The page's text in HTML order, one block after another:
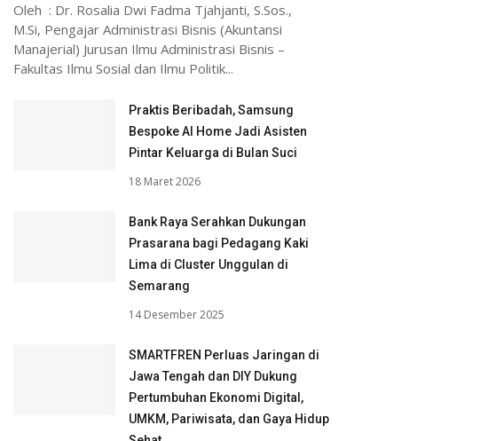
Oleh : Dr. Rosalia Dwi Fadma Tjahjanti, S.Sos.,
M.Si, Pengajar Administrasi Bisnis (Akuntansi
Manajerial) Jurusan Ilmu Administrasi Bisnis –
Fakultas Ilmu Sosial dan Ilmu Politik...
Praktis Beribadah, Samsung
Bespoke AI Home Jadi Asisten
Pintar Keluarga di Bulan Suci
18 Maret 2026
Bank Raya Serahkan Dukungan
Prasarana bagi Pedagang Kaki
Lima di Cluster Unggulan di
Semarang
14 Desember 2025
SMARTFREN Perluas Jaringan di
Jawa Tengah dan DIY Dukung
Pertumbuhan Ekonomi Digital,
UMKM, Pariwisata, dan Gaya Hidup